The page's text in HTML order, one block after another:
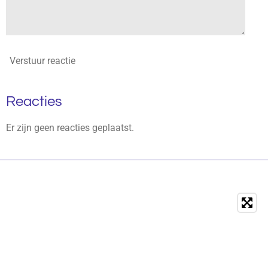
Verstuur reactie
Reacties
Er zijn geen reacties geplaatst.